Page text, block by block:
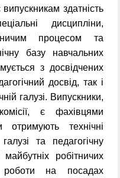
здатність
дисципліни,
процесом та
базу навчальних
з досвідчених
досвід, так і
галузі. Випускники,
є фахівцями
технічні
та педагогічну
робітничих
на посадах